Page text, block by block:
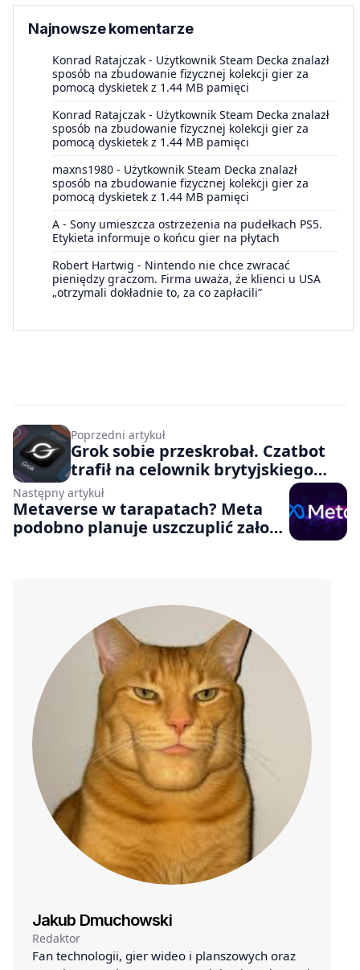
Najnowsze komentarze
Konrad Ratajczak - Użytkownik Steam Decka znalazł
sposób na zbudowanie fizycznej kolekcji gier za
pomocą dyskietek z 1.44 MB pamięci
Konrad Ratajczak - Użytkownik Steam Decka znalazł
sposób na zbudowanie fizycznej kolekcji gier za
pomocą dyskietek z 1.44 MB pamięci
maxns1980 - Użytkownik Steam Decka znalazł
sposób na zbudowanie fizycznej kolekcji gier za
pomocą dyskietek z 1.44 MB pamięci
A - Sony umieszcza ostrzeżenia na pudełkach PS5.
Etykieta informuje o końcu gier na płytach
Robert Hartwig - Nintendo nie chce zwracać
pieniędzy graczom. Firma uważa, że klienci u USA
„otrzymali dokładnie to, za co zapłacili”
Poprzedni artykuł
Grok sobie przeskrobał. Czatbot
trafił na celownik brytyjskiego
regulatora
Następny artykuł
Metaverse w tarapatach? Meta
podobno planuje uszczuplić załogę
Jakub Dmuchowski
Redaktor
Fan technologii, gier wideo i planszowych oraz